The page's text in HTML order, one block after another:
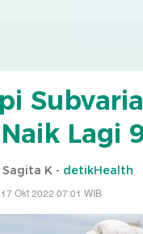
Lagi
K - detikHealth
Okt 2022 07:01 WIB